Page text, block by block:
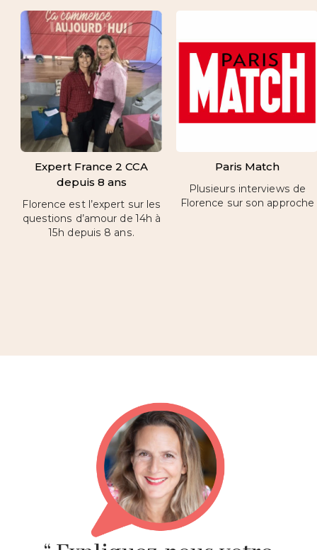
Expert France 2 CCA
depuis 8 ans
Florence est l’expert sur les
questions d’amour de 14h à
15h depuis 8 ans.
Paris Match
Plusieurs interviews de
Florence sur son approche